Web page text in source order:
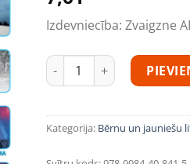
Izdevniecība: Zvaigzne
Dabas parādības. Plakāts
Kategorija: Bērnu un jauniešu